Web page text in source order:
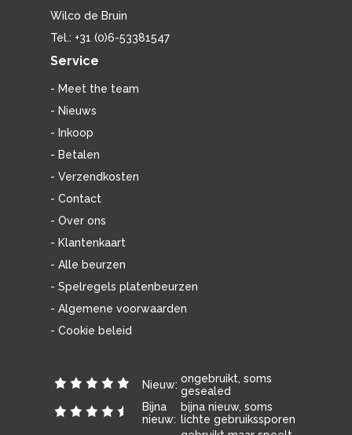
Wilco de Bruin
Tel.: +31 (0)6-53381547
Service
- Meet the team
- Nieuws
- Inkoop
- Betalen
- Verzendkosten
- Contact
- Over ons
- Klantenkaart
- Alle beurzen
- Spelregels platenbeurzen
- Algemene voorwaarden
- Cookie beleid
Nieuw: ongebruikt, soms
gesealed
Bijna
nieuw:
bijna nieuw, soms
lichte gebruikssporen